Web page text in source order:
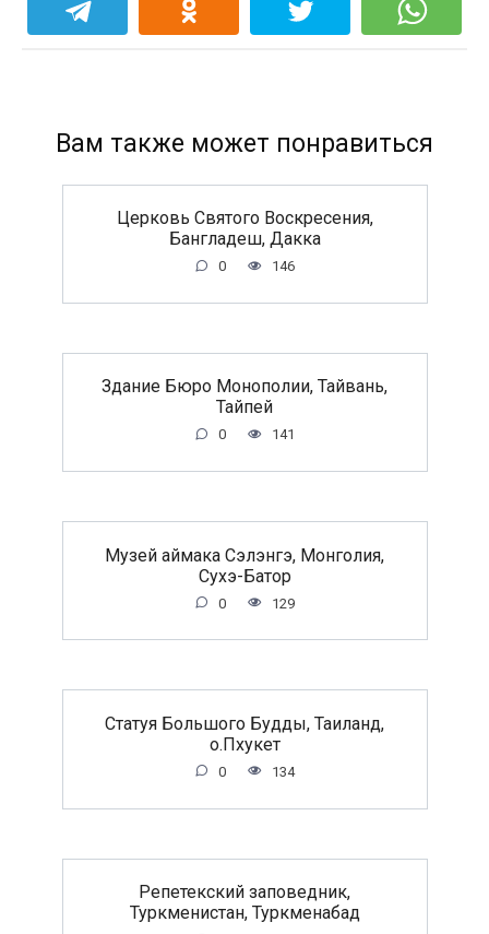
Вам также может понравиться
Церковь Святого Воскресения,
Бангладеш, Дакка
0 146
Здание Бюро Монополии, Тайвань,
Тайпей
0 141
Музей аймака Сэлэнгэ, Монголия,
Сухэ-Батор
0 129
Статуя Большого Будды, Таиланд,
о.Пхукет
0 134
Репетекский заповедник,
Туркменистан, Туркменабад